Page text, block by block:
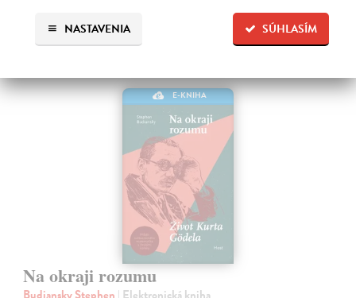
SÚHLASÍM
NASTAVENIA
E-KNIHA
Na okraji rozumu